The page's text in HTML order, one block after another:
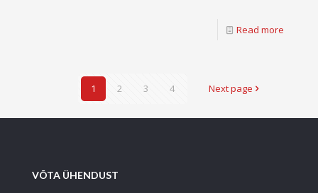
Read more
1 2 3 4 Next page
VÕTA ÜHENDUST